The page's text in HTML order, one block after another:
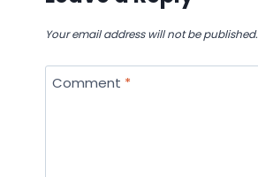
Your email address will not be published.
Comment *